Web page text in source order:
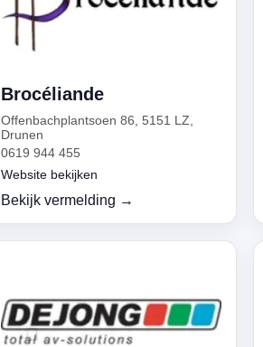
Brocéliande
Offenbachplantsoen 86, 5151 LZ,
Drunen
0619 944 455
Website bekijken
Bekijk vermelding →